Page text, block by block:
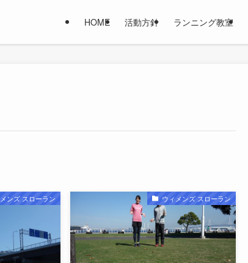
HOME 活動方針 ランニング教室
ンズ スローラン ウィメンズ スローラン